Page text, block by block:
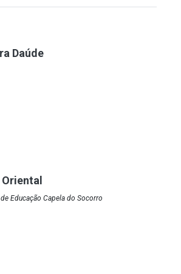
Daúde
Educação Capela do Socorro